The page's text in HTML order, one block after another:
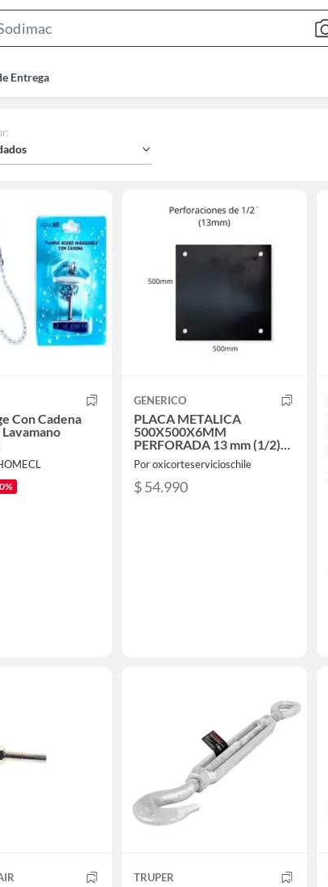
Bar
Entrega
:
Con Cadena
Lavamano
GENERICO
PLACA METALICA
500X500X6MM
PERFORADA 13 mm (1/2)
ACERO A36 / Flanche
Por oxicorteservicioschile
$ 54.990
TRUPER